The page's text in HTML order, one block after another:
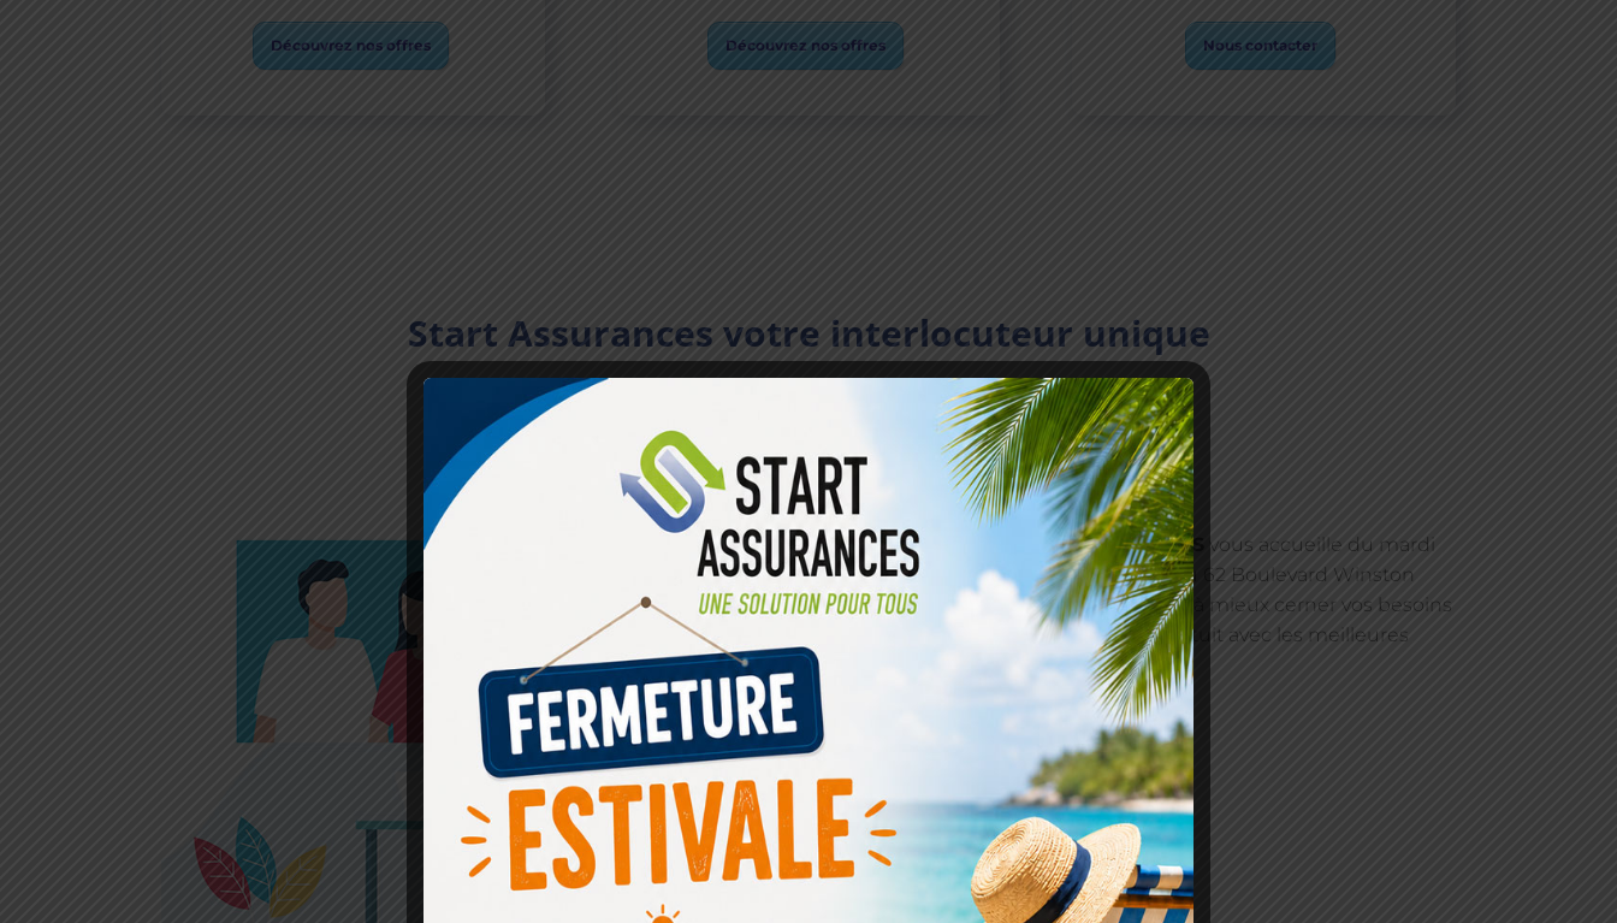
Découvrez nos offres Découvrez nos offres Nous contacter
Start Assurances votre interlocuteur unique
Disponible, et à l’écoute !
Votre conseiller START ASSURANCES
vous accueille du mardi
au samedi (lundi sur rendez-vous) au 62 Boulevard Winston
Churchill 44100 Nantes, et vous aide à mieux cerner vos besoins
en assurances et réalise un devis gratuit avec les meilleures